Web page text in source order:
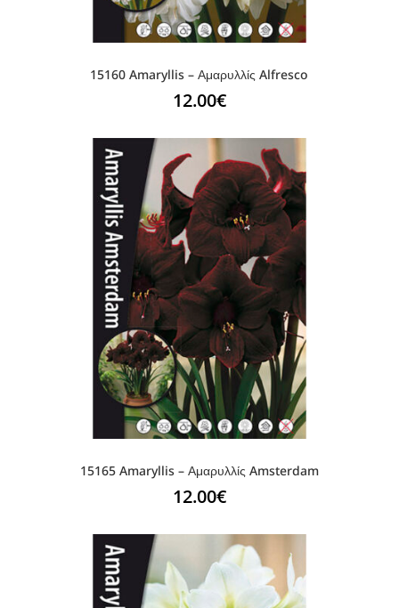
15160 Amaryllis – Αμαρυλλίς Alfresco
12.00€
15165 Amaryllis – Αμαρυλλίς Amsterdam
12.00€